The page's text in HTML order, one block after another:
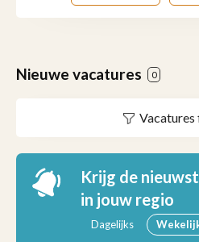
Nieuwe vacatures 0
Krijg de
in jouw regio
Dagelijks